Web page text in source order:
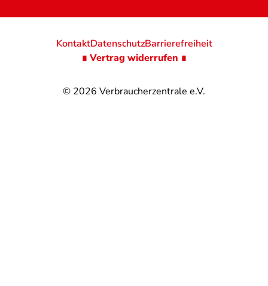
© 2026 Verbraucherzentrale e.V.
KontaktDatenschutzBarrierefreiheit
∎ Vertrag widerrufen ∎